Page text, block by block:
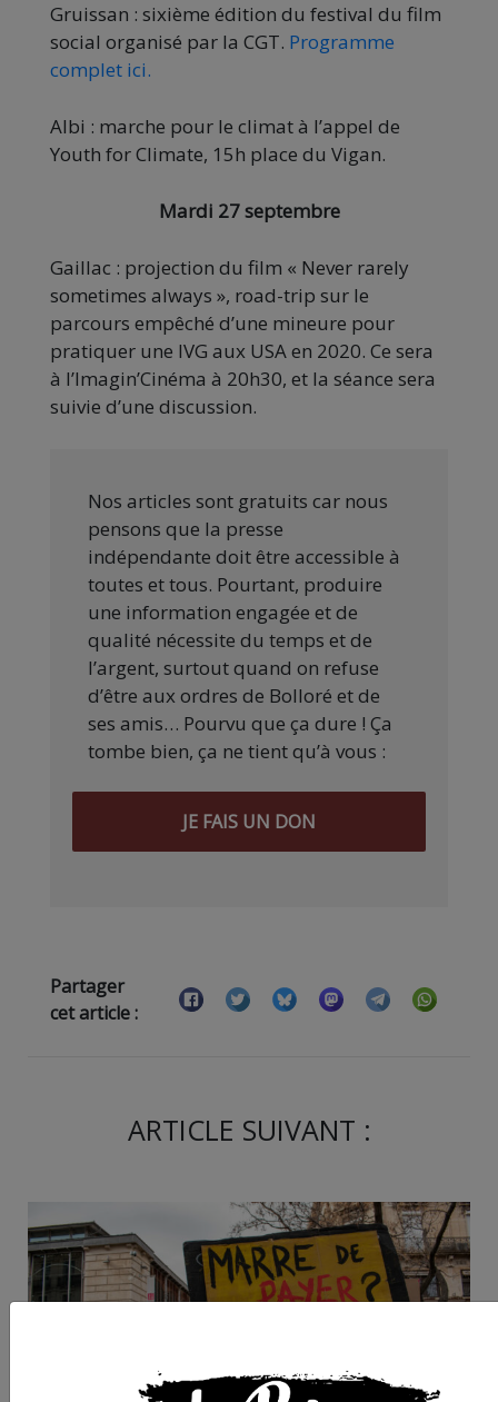
Gruissan : sixième édition du festival du film
social organisé par la CGT. Programme
complet ici.
Albi : marche pour le climat à l’appel de
Youth for Climate, 15h place du Vigan.
Mardi 27 septembre
Gaillac : projection du film « Never rarely
sometimes always », road-trip sur le
parcours empêché d’une mineure pour
pratiquer une IVG aux USA en 2020. Ce sera
à l’Imagin’Cinéma à 20h30, et la séance sera
suivie d’une discussion.
Nos articles sont gratuits car nous
pensons que la presse
indépendante doit être accessible à
toutes et tous. Pourtant, produire
une information engagée et de
qualité nécessite du temps et de
l’argent, surtout quand on refuse
d’être aux ordres de Bolloré et de
ses amis… Pourvu que ça dure ! Ça
tombe bien, ça ne tient qu’à vous :
JE FAIS UN DON
Partager
cet article :
ARTICLE SUIVANT :